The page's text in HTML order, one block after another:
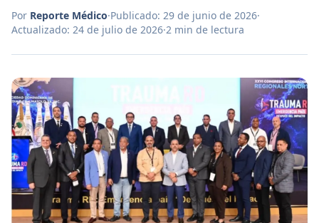
Por Reporte Médico·Publicado: 29 de junio de 2026·
Actualizado: 24 de julio de 2026·2 min de lectura